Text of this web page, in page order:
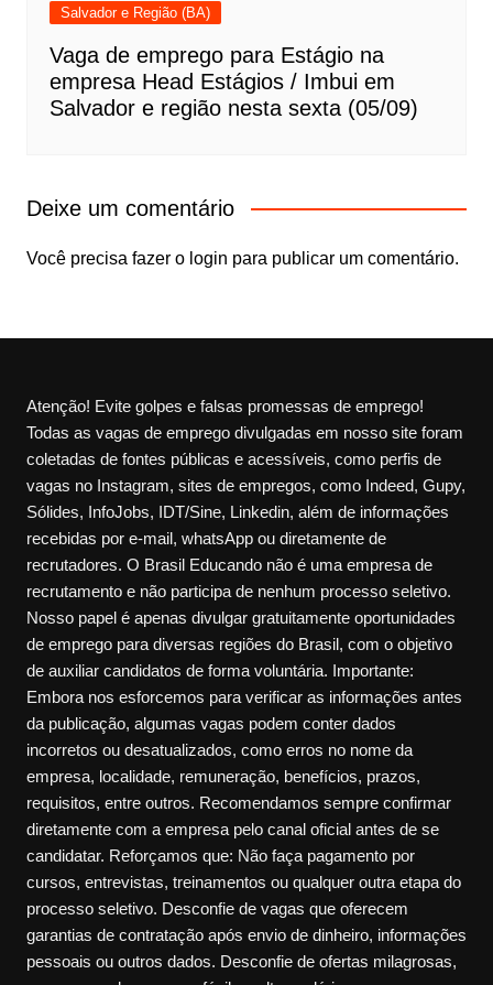
Salvador e Região (BA)
Vaga de emprego para Estágio na
empresa Head Estágios / Imbui em
Salvador e região nesta sexta (05/09)
Deixe um comentário
Você precisa fazer o login para publicar um comentário.
Atenção! Evite golpes e falsas promessas de emprego!
Todas as vagas de emprego divulgadas em nosso site foram
coletadas de fontes públicas e acessíveis, como perfis de
vagas no Instagram, sites de empregos, como Indeed, Gupy,
Sólides, InfoJobs, IDT/Sine, Linkedin, além de informações
recebidas por e-mail, whatsApp ou diretamente de
recrutadores. O Brasil Educando não é uma empresa de
recrutamento e não participa de nenhum processo seletivo.
Nosso papel é apenas divulgar gratuitamente oportunidades
de emprego para diversas regiões do Brasil, com o objetivo
de auxiliar candidatos de forma voluntária. Importante:
Embora nos esforcemos para verificar as informações antes
da publicação, algumas vagas podem conter dados
incorretos ou desatualizados, como erros no nome da
empresa, localidade, remuneração, benefícios, prazos,
requisitos, entre outros. Recomendamos sempre confirmar
diretamente com a empresa pelo canal oficial antes de se
candidatar. Reforçamos que: Não faça pagamento por
cursos, entrevistas, treinamentos ou qualquer outra etapa do
processo seletivo. Desconfie de vagas que oferecem
garantias de contratação após envio de dinheiro, informações
pessoais ou outros dados. Desconfie de ofertas milagrosas,